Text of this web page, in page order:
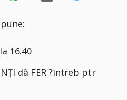
16:40
dã FER ?īntreb ptr